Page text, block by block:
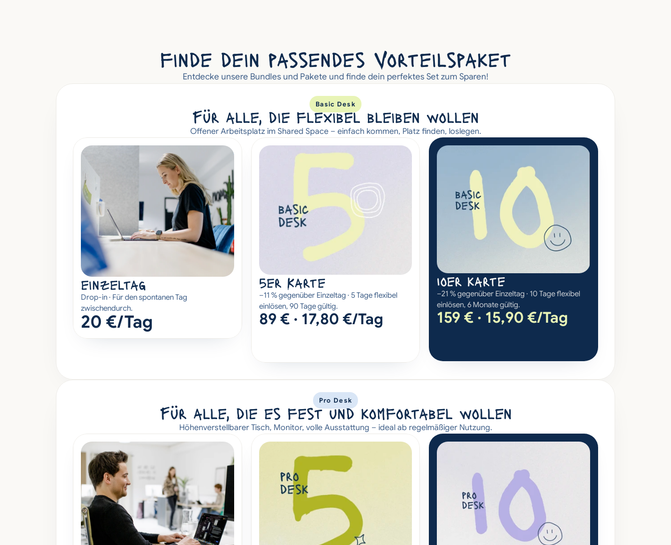
finde dein passendes Vorteilspaket
Entdecke unsere Bundles und Pakete und finde dein perfektes Set zum Sparen!
Basic Desk
Für alle, die flexibel bleiben wollen
Offener Arbeitsplatz im Shared Space – einfach kommen, Platz finden, loslegen.
einzeltag
Drop-in · Für den spontanen Tag
zwischendurch.
20 €/Tag
5er Karte
–11 % gegenüber Einzeltag · 5 Tage flexibel
einlösen, 90 Tage gültig.
89 € · 17,80 €/Tag
1oer karte
–21 % gegenüber Einzeltag · 10 Tage flexibel
einlösen, 6 Monate gültig.
159 € · 15,90 €/Tag
Pro Desk
Für alle, die es fest und komfortabel wollen
Höhenverstellbarer Tisch, Monitor, volle Ausstattung – ideal ab regelmäßiger Nutzung.